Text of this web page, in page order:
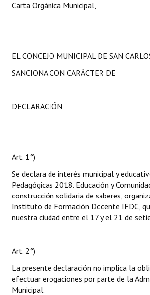
Carta Orgánica Municipal,
EL CONCEJO MUNICIPAL DE SAN
SANCIONA CON CARÁCTER DE
DECLARACIÓN
Art. 1°)
Se declara de interés municipal y
Pedagógicas 2018. Educación y
construcción solidaria de saberes,
Instituto de Formación Docente IFDC,
nuestra ciudad entre el 17 y el 21 de
Art. 2°)
La presente declaración no implica la
efectuar erogaciones por parte de la
Municipal.